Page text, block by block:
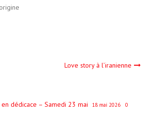
Love story à l’iranienne
dédicace – Samedi 23 mai 18 mai 2026
0